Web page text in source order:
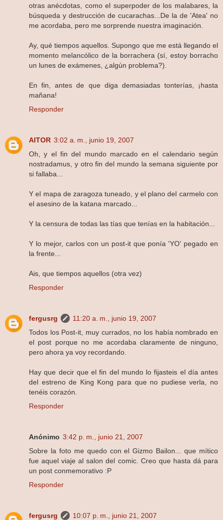
otras anécdotas, como el superpoder de los malabares, la
búsqueda y destrucción de cucarachas...De la de 'Atea' no
me acordaba, pero me sorprende nuestra imaginación.
Ay, qué tiempos aquellos. Supongo que me está llegando el
momento melancólico de la borrachera (sí, estoy borracho
un lunes de exámenes, ¿algún problema?).
En fin, antes de que diga demasiadas tonterías, ¡hasta
mañana!
Responder
AITOR 3:02 a. m., junio 19, 2007
Oh, y el fin del mundo marcado en el calendario según
nostradamus, y otro fin del mundo la semana siguiente por
si fallaba...
Y el mapa de zaragoza tuneado, y el plano del carmelo con
el asesino de la katana marcado...
Y la censura de todas las tías que tenías en la habitación...
Y lo mejor, carlos con un post-it que ponía 'YO' pegado en
la frente...
Ais, que tiempos aquellos (otra vez)
Responder
fergusrg
11:20 a. m., junio 19, 2007
Todos los Post-it, muy currados, no los había nombrado en
el post porque no me acordaba claramente de ninguno,
pero ahora ya voy recordando.
Hay que decir que el fin del mundo lo fijasteis el día antes
del estreno de King Kong para que no pudiese verla, no
tenéis corazón.
Responder
Anónimo 3:42 p. m., junio 21, 2007
Sobre la foto me quedo con el Gizmo Bailon... que mítico
fue aquel viaje al salon del comic. Creo que hasta dá para
un post conmemorativo :P
Responder
fergusrg
10:07 p. m., junio 21, 2007